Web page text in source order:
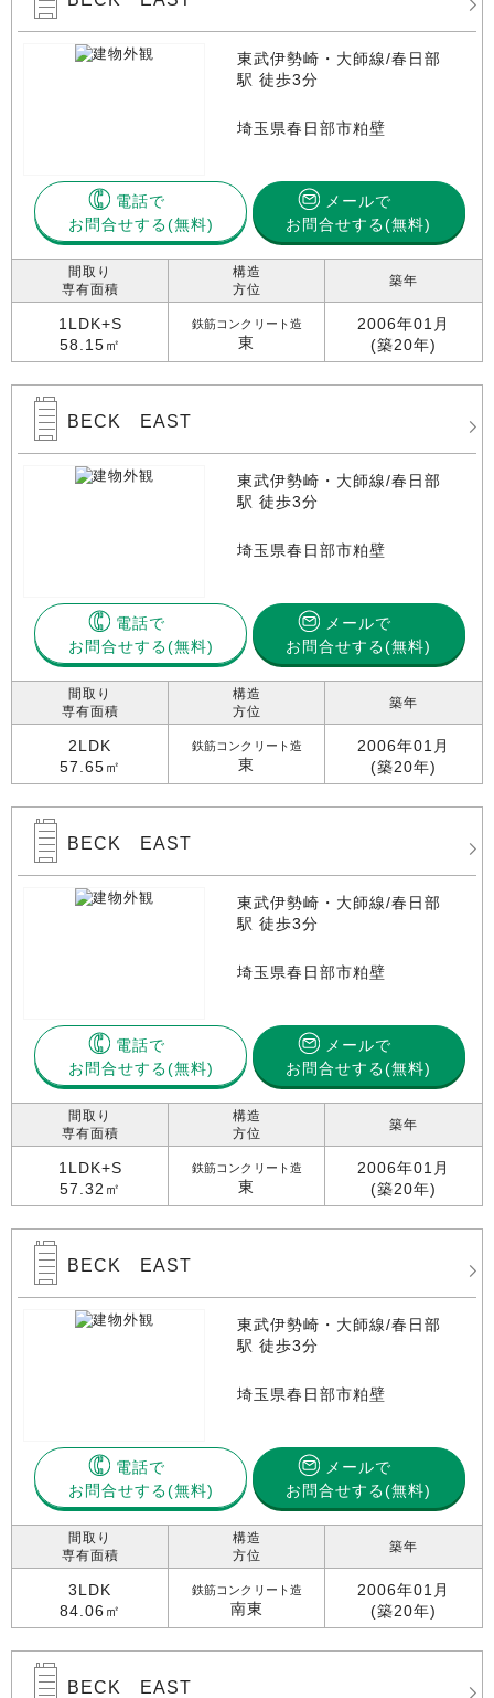
東武伊勢崎・大師線/春日部
駅 徒歩3分
埼玉県春日部市粕壁
電話で
お問合せする
メールで
お問合せする(無料)
間取り
専有面積
1LDK+S
58.15㎡
構造
方位
鉄筋コンクリート造
東
築年
2006年01月
(築20年)
BECK EAST
東武伊勢崎・大師線/春日部
駅 徒歩3分
埼玉県春日部市粕壁
電話で
お問合せする
メールで
お問合せする(無料)
間取り
専有面積
2LDK
57.65㎡
構造
方位
鉄筋コンクリート造
東
築年
2006年01月
(築20年)
BECK EAST
東武伊勢崎・大師線/春日部
駅 徒歩3分
埼玉県春日部市粕壁
電話で
お問合せする
メールで
お問合せする(無料)
間取り
専有面積
1LDK+S
57.32㎡
構造
方位
鉄筋コンクリート造
東
築年
2006年01月
(築20年)
BECK EAST
東武伊勢崎・大師線/春日部
駅 徒歩3分
埼玉県春日部市粕壁
電話で
お問合せする
メールで
お問合せする(無料)
間取り
専有面積
3LDK
84.06㎡
構造
方位
鉄筋コンクリート造
南東
築年
2006年01月
(築20年)
BECK EAST